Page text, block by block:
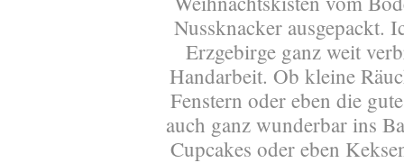
Nussknacker ausgepackt.
Erzgebirge ganz weit
Handarbeit. Ob kleine
Fenstern oder eben die
auch ganz wunderbar ins
Cupcakes oder eben